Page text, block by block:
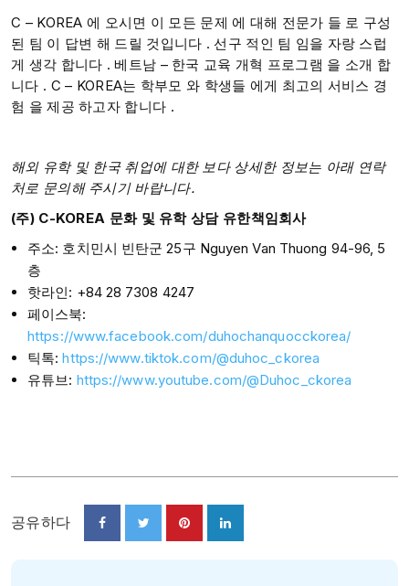
C – KOREA 에 오시면 이 모든 문제 에 대해 전문가 들 로 구성
된 팀 이 답변 해 드릴 것입니다 . 선구 적인 팀 임을 자랑 스럽
게 생각 합니다 . ​베트남 – 한국 교육 개혁 프로그램 을 소개 합
니다 . C – KOREA는 학부모 와 학생들 에게 최고의 서비스 경
험 을 제공 하고자 합니다 .
해외 유학 및 한국 취업에 대한 보다 상세한 정보는 아래 연락
처로 문의해 주시기 바랍니다.
(주) C-KOREA 문화 및 유학 상담 유한책임회사
주소: 호치민시 빈탄군 25구 Nguyen Van Thuong 94-96, 5
층
핫라인: +84 28 7308 4247
페이스북:
https://www.facebook.com/duhochanquocckorea/
틱톡:https://www.tiktok.com/@duhoc_ckorea
유튜브: https://www.youtube.com/@Duhoc_ckorea
공유하다